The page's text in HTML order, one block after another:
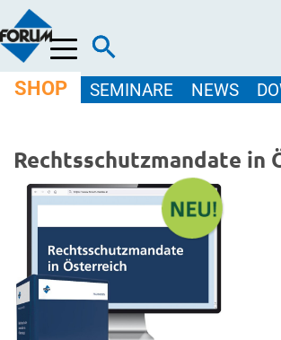
Menü
SHOP SEMINARE NEWS
Rechtsschutzmandate in